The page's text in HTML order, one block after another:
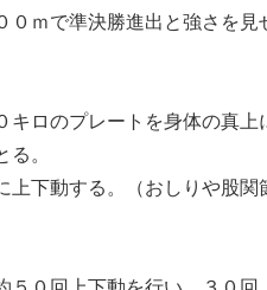
０ｍで準決勝進出と強さを見
キロのプレートを身体の真
る。
上下動する。（おしりや股関